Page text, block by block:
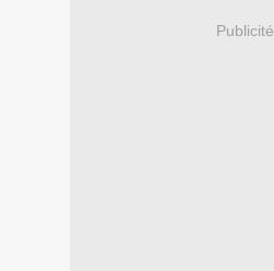
Publicité